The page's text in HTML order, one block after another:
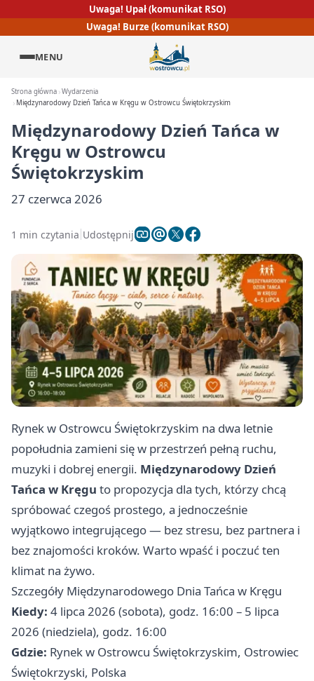
Uwaga! Upał (komunikat RSO)
Uwaga! Burze (komunikat RSO)
MENU
Strona główna Wydarzenia
Międzynarodowy Dzień Tańca w Kręgu w Ostrowcu Świętokrzyskim
Międzynarodowy Dzień Tańca w
Kręgu w Ostrowcu
Świętokrzyskim
27 czerwca 2026
1 min czytania Udostępnij
Rynek w Ostrowcu Świętokrzyskim na dwa letnie
popołudnia zamieni się w przestrzeń pełną ruchu,
muzyki i dobrej energii. Międzynarodowy Dzień
Tańca w Kręgu to propozycja dla tych, którzy chcą
spróbować czegoś prostego, a jednocześnie
wyjątkowo integrującego — bez stresu, bez partnera i
bez znajomości kroków. Warto wpaść i poczuć ten
klimat na żywo.
Szczegóły Międzynarodowego Dnia Tańca w Kręgu
Kiedy: 4 lipca 2026 (sobota), godz. 16:00 – 5 lipca
2026 (niedziela), godz. 16:00
Gdzie: Rynek w Ostrowcu Świętokrzyskim, Ostrowiec
Świętokrzyski, Polska